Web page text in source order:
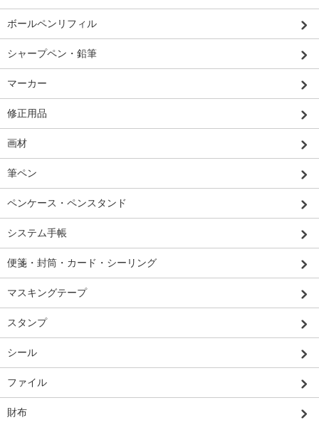
ボールペンリフィル
シャープペン・鉛筆
マーカー
修正用品
画材
筆ペン
ペンケース・ペンスタンド
システム手帳
便箋・封筒・カード・シーリング
マスキングテープ
スタンプ
シール
ファイル
財布